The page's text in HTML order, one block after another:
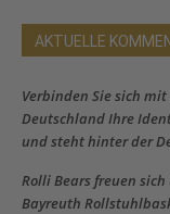
AKTUELLE
Verbinden Sie sich
Deutschland Ihre
und steht hinter der
Rolli Bears freuen
Bayreuth